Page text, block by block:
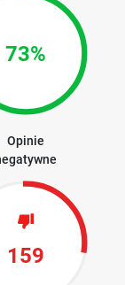
73%
Opinie
159